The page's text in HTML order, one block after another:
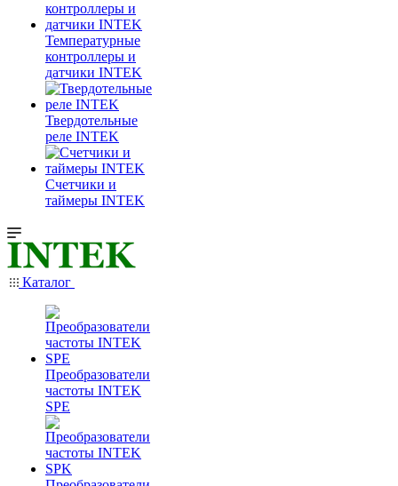
Температурные
контроллеры и
датчики INTEK
Твердотельные
реле INTEK
Счетчики и
таймеры INTEK
Каталог
Преобразователи
частоты INTEK
SPE